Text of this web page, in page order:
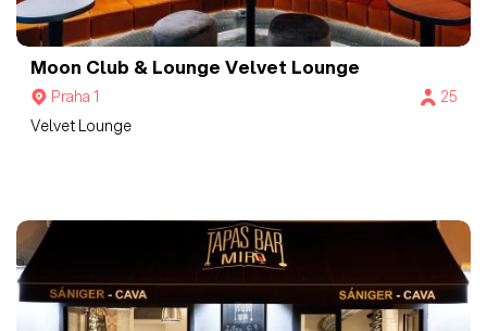
Moon Club & Lounge Velvet Lounge
Praha 1
25
Velvet Lounge